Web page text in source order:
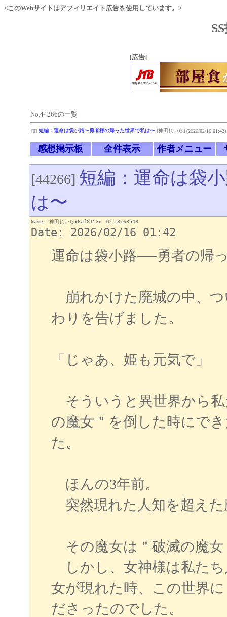
<このWebサイトはアフィリエイト広告を使用しています。>
[広告]
No.44266の一覧
[0] 短編：運命は袋小路〜勇者様の帰った世界で私は〜 [神田れいら] (2026/02/16 01:42)
感想掲示板 全件表示 作者メニュー
[44266] 短編：運命は袋
は〜
Name: 神田れいら◆6af8153d ID:18c63548
Date: 2026/02/16 01:42
運命は袋小路──勇者の帰
崩れかけた廃城の中、つ
わりを告げました。
「じゃあ、姫も元気で」
そういうと異世界から
の魔女＂を倒した時にで
た。
ほんの3年前。
突然現れた人知を超えた
その魔女は＂破滅の魔
しかし、女神様は私た
女が現れた時、この世界
ださったのでした。